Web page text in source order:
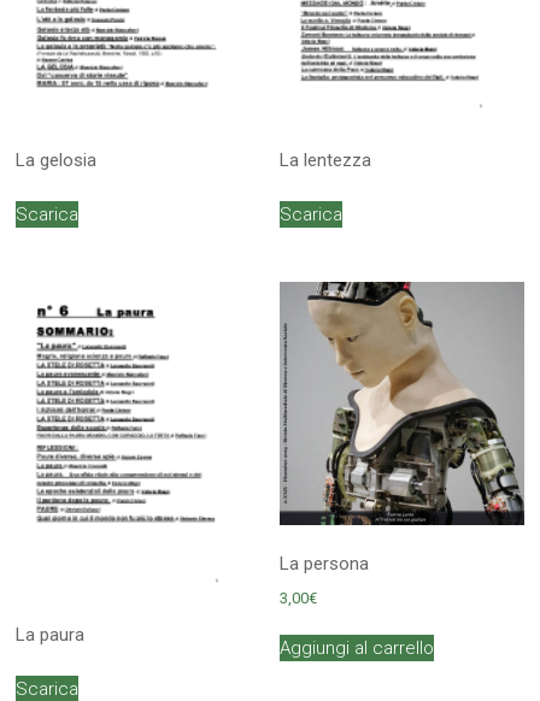
La gelosia
Scarica
La lentezza
Scarica
La paura
Scarica
La persona
3,00€
Aggiungi al carrello